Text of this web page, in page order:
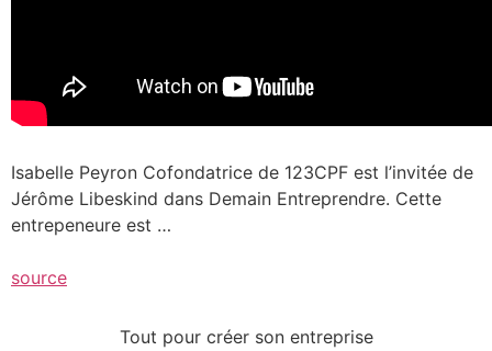
Isabelle Peyron Cofondatrice de 123CPF est l’invitée de
Jérôme Libeskind dans Demain Entreprendre. Cette
entrepeneure est …
source
Tout pour créer son entreprise